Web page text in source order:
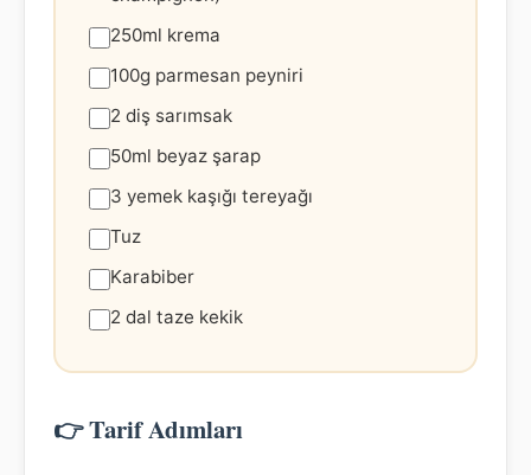
250ml krema
100g parmesan peyniri
2 diş sarımsak
50ml beyaz şarap
3 yemek kaşığı tereyağı
Tuz
Karabiber
2 dal taze kekik
👉 Tarif Adımları